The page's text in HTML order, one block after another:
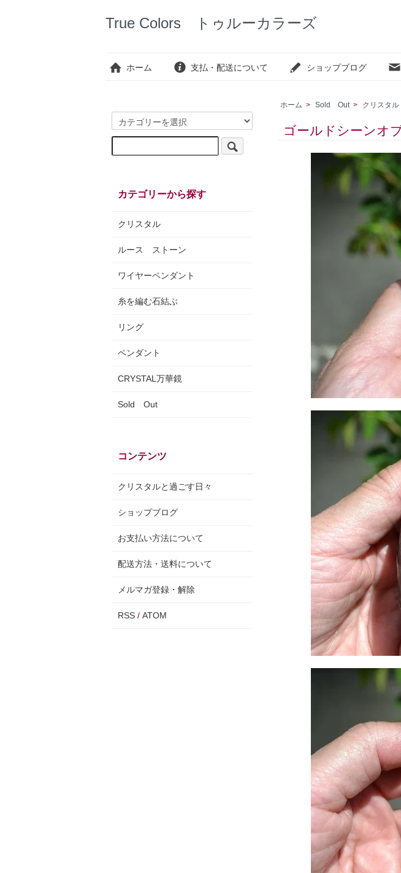
True Colors トゥルーカラーズ
ホーム 支払・配送について ショップブログ
ホーム > Sold Out > クリスタル
ゴールドシーンオ
カテゴリーから探す
クリスタル
ルース ストーン
ワイヤーペンダント
糸を編む石結ぶ
リング
ペンダント
CRYSTAL万華鏡
Sold Out
コンテンツ
クリスタルと過ごす日々
ショップブログ
お支払い方法について
配送方法・送料について
メルマガ登録・解除
RSS / ATOM